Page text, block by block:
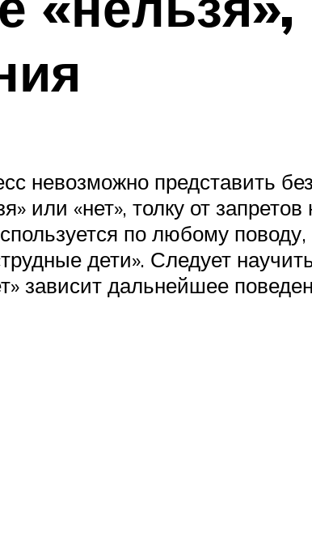
невозможно представить
или «нет», толку от
по любому
дети». Следует
зависит дальнейшее